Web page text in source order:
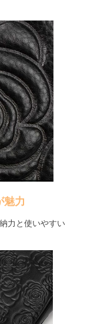
魅力
力と使いやすい